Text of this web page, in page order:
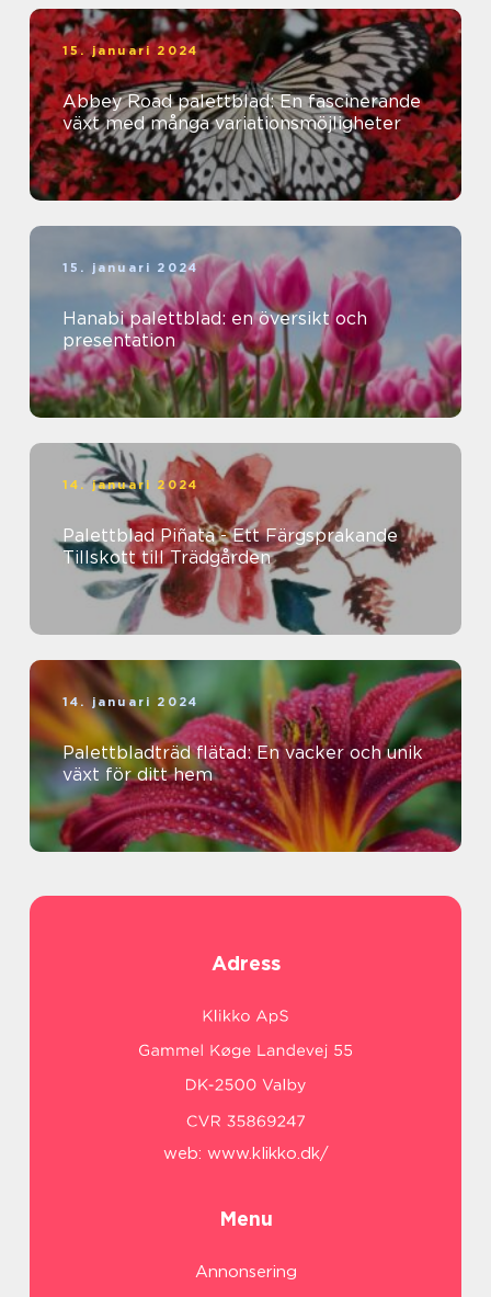
15. januari 2024
Abbey Road palettblad: En fascinerande
växt med många variationsmöjligheter
15. januari 2024
Hanabi palettblad: en översikt och
presentation
14. januari 2024
Palettblad Piñata - Ett Färgsprakande
Tillskott till Trädgården
14. januari 2024
Palettbladträd flätad: En vacker och unik
växt för ditt hem
Adress
web: www.klikko.dk/
Menu
Annonsering